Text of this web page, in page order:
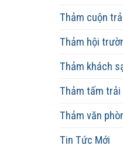
Thảm cuộn
Thảm hội
Thảm khách
Thảm tấm trải
Thảm văn
Tin Tức Mới